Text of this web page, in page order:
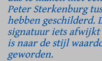
Peter Sterkenburg
hebben geschilderd.
signatuur iets afwijkt
is naar de stijl
geworden.